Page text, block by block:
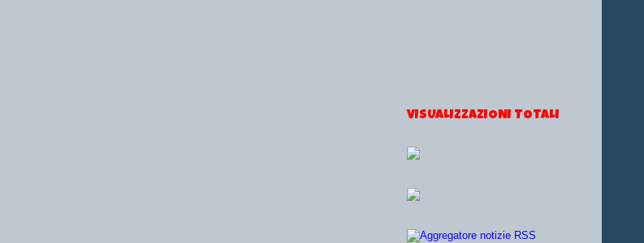
VISUALIZZAZIONI TOTALI